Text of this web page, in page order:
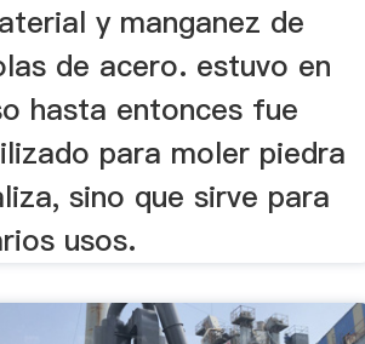
y manganez de
de acero. estuvo en
hasta entonces fue
para moler piedra
sino que sirve para
usos.